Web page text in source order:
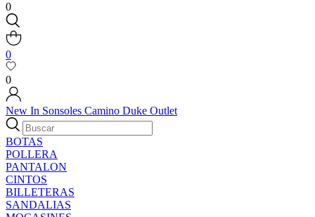
0
0
0
New In Sonsoles Camino Duke Outlet
BOTAS
POLLERA
PANTALON
CINTOS
BILLETERAS
SANDALIAS